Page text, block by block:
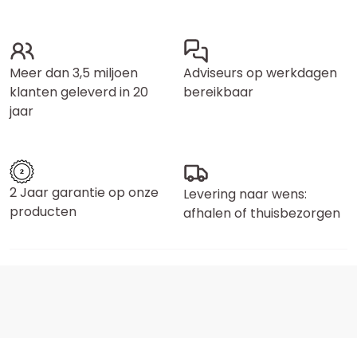
Meer dan 3,5 miljoen
klanten geleverd in 20
jaar
Adviseurs op werkdagen
bereikbaar
2 Jaar garantie op onze
producten
Levering naar wens:
afhalen of thuisbezorgen